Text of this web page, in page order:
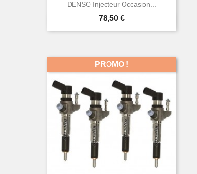
DENSO Injecteur Occasion...
Prix
78,50 €
Aperçu rapide
PROMO !